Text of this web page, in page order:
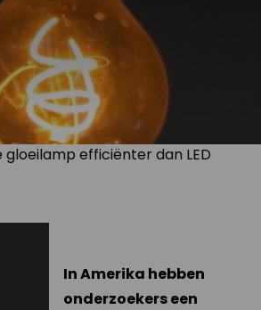
gloeilamp efficiënter dan LED
In Amerika hebben
onderzoekers een